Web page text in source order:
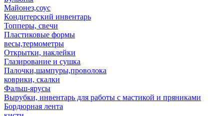
Майонез,соус
Кондитерский инвентарь
Топперы, свечи
Пластиковые формы
весы,термометры
Открытки, наклейки
Глазирование и сушка
Палочки,шампуры,проволока
коврики, скалки
Фальш-ярусы
Вырубки, инвентарь для работы с мастикой и пряниками
Бордюрная лента